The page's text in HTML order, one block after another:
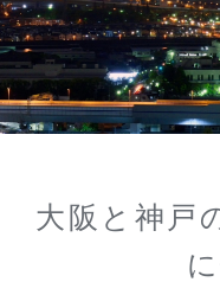
大阪と神戸